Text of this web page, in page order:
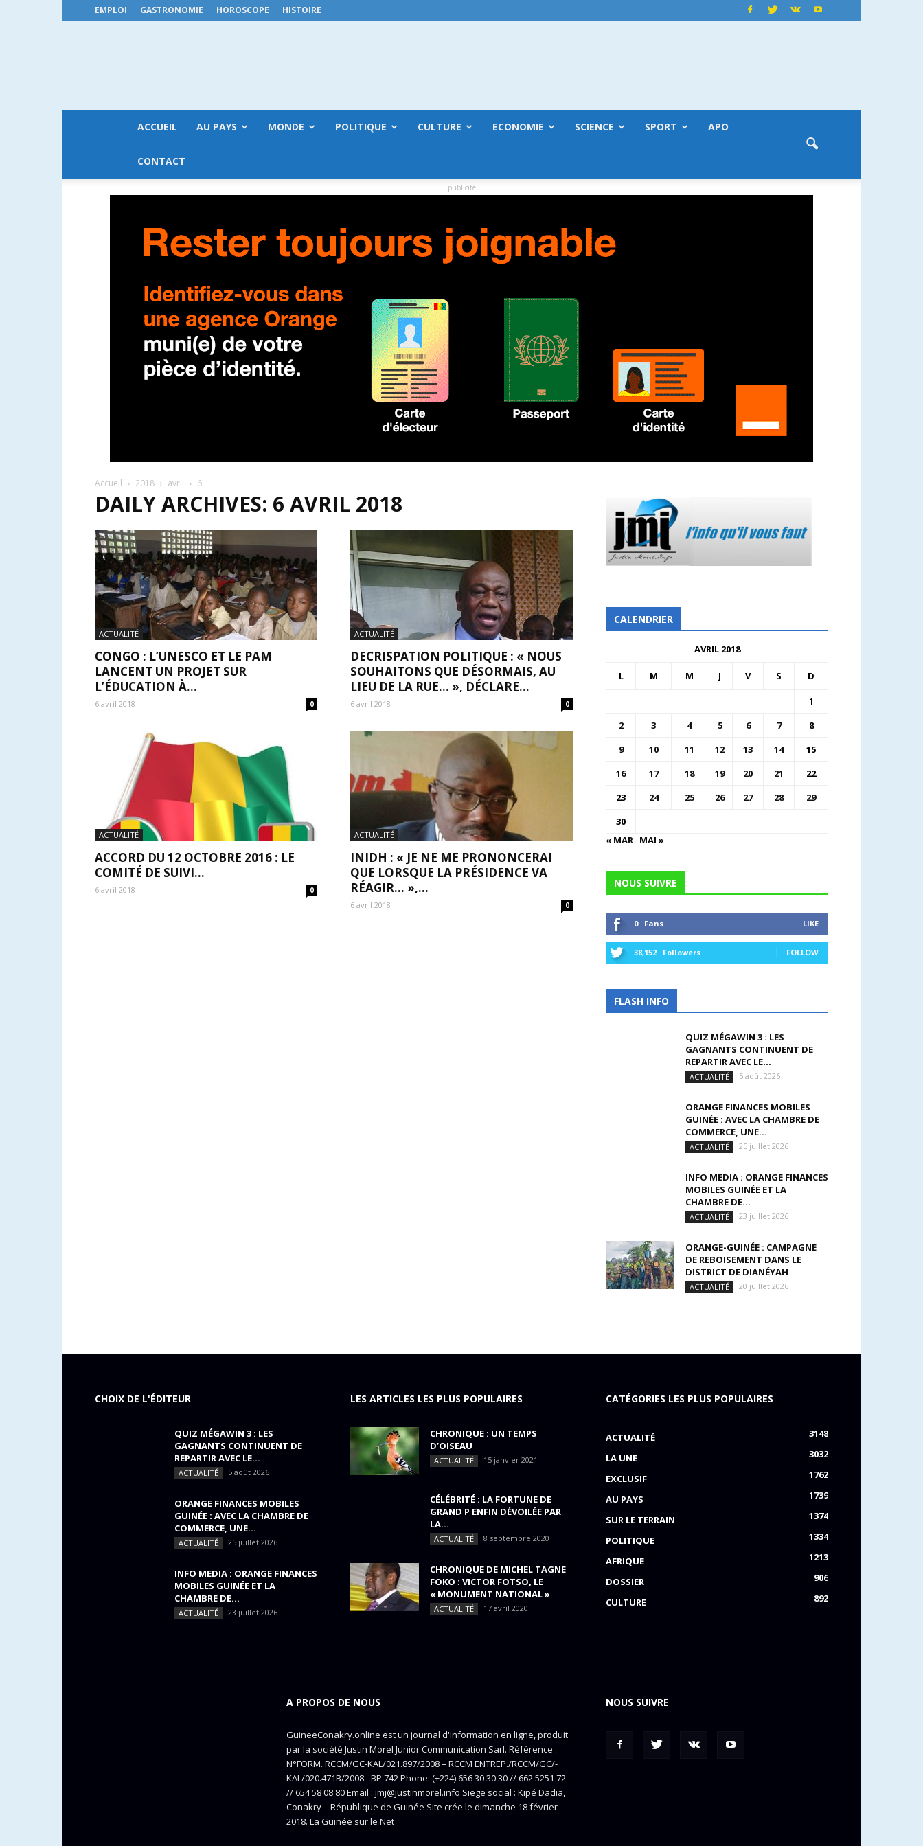
EMPLOI GASTRONOMIE HOROSCOPE HISTOIRE
GuineeConakry.online
ACCUEIL AU PAYS MONDE POLITIQUE CULTURE ECONOMIE SCIENCE SPORT APO
CONTACT
publicité
Accueil 2018 avril 6
DAILY ARCHIVES: 6 AVRIL 2018
ACTUALITÉ
CONGO : L’UNESCO ET LE PAM
LANCENT UN PROJET SUR
L’ÉDUCATION À...
6 avril 2018 0
ACTUALITÉ
DECRISPATION POLITIQUE : « NOUS
SOUHAITONS QUE DÉSORMAIS, AU
LIEU DE LA RUE… », DÉCLARE...
6 avril 2018 0
ACTUALITÉ
ACCORD DU 12 OCTOBRE 2016 : LE
COMITÉ DE SUIVI...
6 avril 2018 0
ACTUALITÉ
INIDH : « JE NE ME PRONONCERAI
QUE LORSQUE LA PRÉSIDENCE VA
RÉAGIR… »,...
6 avril 2018 0
CALENDRIER
AVRIL 2018
L M M J V S D
1
2
3 4 5 6 7
8
9
10 11 12 13 14
15
16
17 18 19 20 21
22
23
24 25 26 27 28
29
30
« MAR MAI »
NOUS SUIVRE
0 Fans LIKE
38,152 Followers FOLLOW
FLASH INFO
QUIZ MÉGAWIN 3 : LES
GAGNANTS CONTINUENT DE
REPARTIR AVEC LE...
ACTUALITÉ 5 août 2026
ORANGE FINANCES MOBILES
GUINÉE : AVEC LA CHAMBRE DE
COMMERCE, UNE...
ACTUALITÉ 25 juillet 2026
INFO MEDIA : ORANGE FINANCES
MOBILES GUINÉE ET LA
CHAMBRE DE...
ACTUALITÉ 23 juillet 2026
ORANGE-GUINÉE : CAMPAGNE
DE REBOISEMENT DANS LE
DISTRICT DE DIANÉYAH
ACTUALITÉ 20 juillet 2026
CHOIX DE L'ÉDITEUR
QUIZ MÉGAWIN 3 : LES
GAGNANTS CONTINUENT DE
REPARTIR AVEC LE...
ACTUALITÉ 5 août 2026
ORANGE FINANCES MOBILES
GUINÉE : AVEC LA CHAMBRE DE
COMMERCE, UNE...
ACTUALITÉ 25 juillet 2026
INFO MEDIA : ORANGE FINANCES
MOBILES GUINÉE ET LA
CHAMBRE DE...
ACTUALITÉ 23 juillet 2026
LES ARTICLES LES PLUS POPULAIRES
CHRONIQUE : UN TEMPS
D’OISEAU
ACTUALITÉ 15 janvier 2021
CÉLÉBRITÉ : LA FORTUNE DE
GRAND P ENFIN DÉVOILÉE PAR
LA...
ACTUALITÉ 8 septembre 2020
CHRONIQUE DE MICHEL TAGNE
FOKO : VICTOR FOTSO, LE
« MONUMENT NATIONAL »
ACTUALITÉ 17 avril 2020
CATÉGORIES LES PLUS POPULAIRES
ACTUALITÉ
3148
LA UNE
3032
EXCLUSIF
1762
AU PAYS
1739
SUR LE TERRAIN
1374
POLITIQUE
1334
AFRIQUE
1213
DOSSIER
906
CULTURE
892
A PROPOS DE NOUS
GuineeConakry.online est un journal d'information en ligne, produit
par la société Justin Morel Junior Communication Sarl. Référence :
N°FORM. RCCM/GC-KAL/021.897/2008 – RCCM ENTREP./RCCM/GC/-
KAL/020.471B/2008 - BP 742 Phone: (+224) 656 30 30 30 // 662 5251 72
// 654 58 08 80 Email : jmj@justinmorel.info Siege social : Kipé Dadia,
Conakry – République de Guinée Site crée le dimanche 18 février
2018. La Guinée sur le Net
NOUS SUIVRE